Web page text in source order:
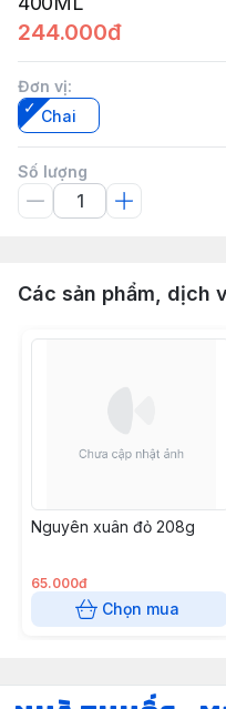
244.000đ
Đơn vị:
Chai
Số lượng
Các sản phẩm, dịch
Nguyên xuân đỏ 208g
65.000đ
Chọn mua